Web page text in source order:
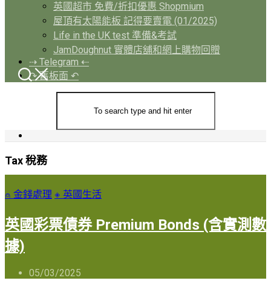
英國超市 免費/折扣優惠 Shopmium
屋頂有太陽能板 記得要賣電 (01/2025)
Life in the UK test 準備&考試
JamDoughnut 實體店舖和網上購物回贈
⇢ Telegram ⇠
↷ 舊板面 ↶
Tax 稅務
⍝ 金錢處理 ◈ 英國生活
英國彩票債券 Premium Bonds (含實測數
據)
05/03/2025